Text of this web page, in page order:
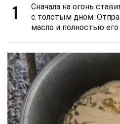
1
Сначала на огонь
с толстым дном.
масло и полностью